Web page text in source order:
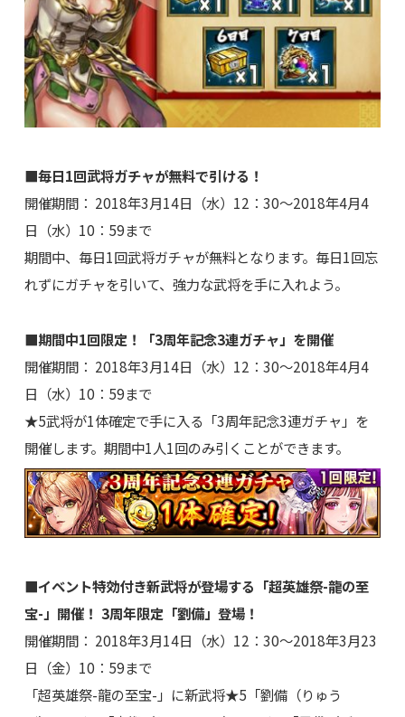
■毎日1回武将ガチャが無料で引ける！
開催期間： 2018年3月14日（水）12：30～2018年4月4
日（水）10：59まで
期間中、毎日1回武将ガチャが無料となります。毎日1回忘
れずにガチャを引いて、強力な武将を手に入れよう。
■期間中1回限定！「3周年記念3連ガチャ」を開催
開催期間： 2018年3月14日（水）12：30～2018年4月4
日（水）10：59まで
★5武将が1体確定で手に入る「3周年記念3連ガチャ」を
開催します。期間中1人1回のみ引くことができます。
■イベント特効付き新武将が登場する「超英雄祭-龍の至
宝-」開催！ 3周年限定「劉備」登場！
開催期間： 2018年3月14日（水）12：30～2018年3月23
日（金）10：59まで
「超英雄祭-龍の至宝-」に新武将★5「劉備（りゅう